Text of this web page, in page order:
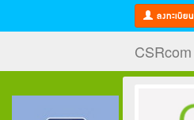
ลงทะเบียน
CSRcom